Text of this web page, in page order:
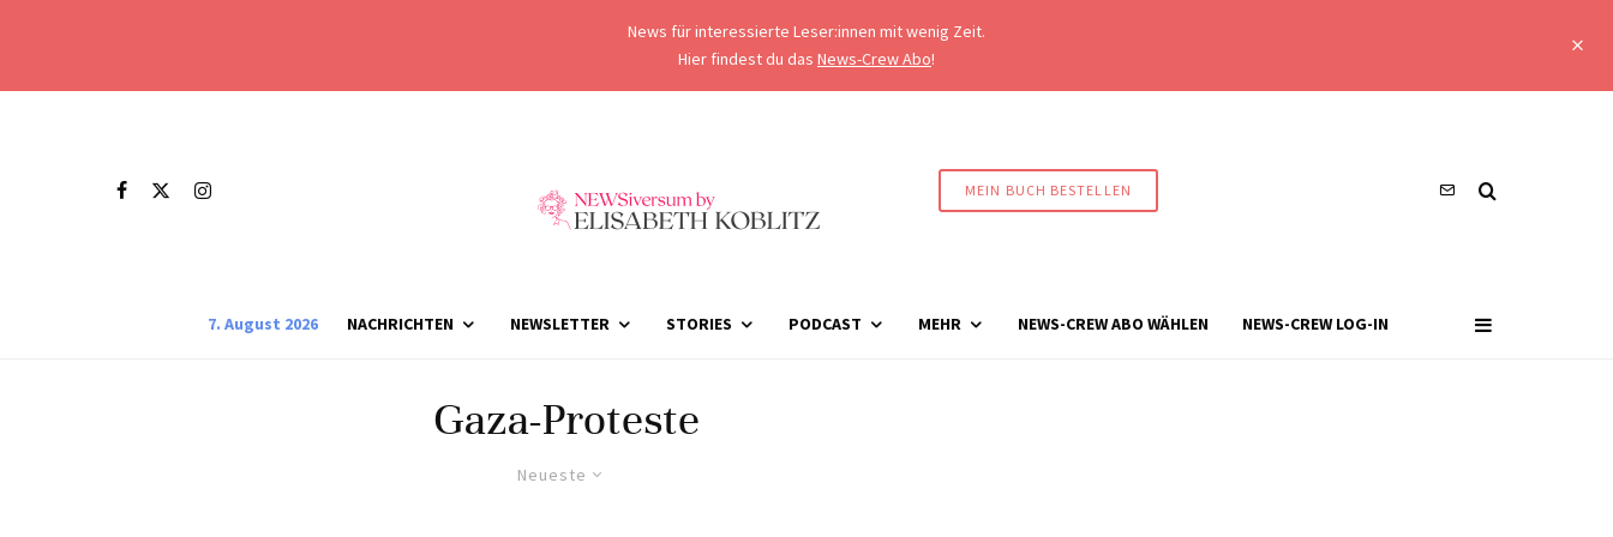
News für interessierte Leser:innen mit wenig Zeit.
Hier findest du das News-Crew Abo!
MEIN BUCH BESTELLEN
7. August 2026 NACHRICHTEN NEWSLETTER STORIES PODCAST MEHR NEWS-CREW ABO WÄHLEN NEWS-CREW LOG-IN
Gaza-Proteste
Neueste